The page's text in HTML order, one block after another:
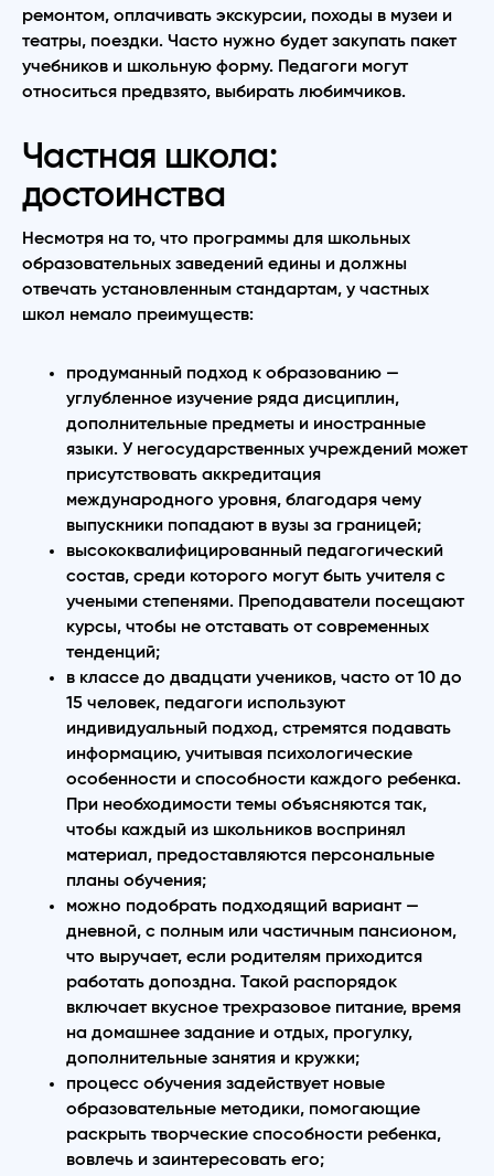
ремонтом, оплачивать экскурсии, походы в музеи и
театры, поездки. Часто нужно будет закупать пакет
учебников и школьную форму. Педагоги могут
относиться предвзято, выбирать любимчиков.
Частная школа:
достоинства
Несмотря на то, что программы для школьных
образовательных заведений едины и должны
отвечать установленным стандартам, у частных
школ немало преимуществ:
продуманный подход к образованию —
углубленное изучение ряда дисциплин,
дополнительные предметы и иностранные
языки. У негосударственных учреждений может
присутствовать аккредитация
международного уровня, благодаря чему
выпускники попадают в вузы за границей;
высококвалифицированный педагогический
состав, среди которого могут быть учителя с
учеными степенями. Преподаватели посещают
курсы, чтобы не отставать от современных
тенденций;
в классе до двадцати учеников, часто от 10 до
15 человек, педагоги используют
индивидуальный подход, стремятся подавать
информацию, учитывая психологические
особенности и способности каждого ребенка.
При необходимости темы объясняются так,
чтобы каждый из школьников воспринял
материал, предоставляются персональные
планы обучения;
можно подобрать подходящий вариант —
дневной, с полным или частичным пансионом,
что выручает, если родителям приходится
работать допоздна. Такой распорядок
включает вкусное трехразовое питание, время
на домашнее задание и отдых, прогулку,
дополнительные занятия и кружки;
процесс обучения задействует новые
образовательные методики, помогающие
раскрыть творческие способности ребенка,
вовлечь и заинтересовать его;